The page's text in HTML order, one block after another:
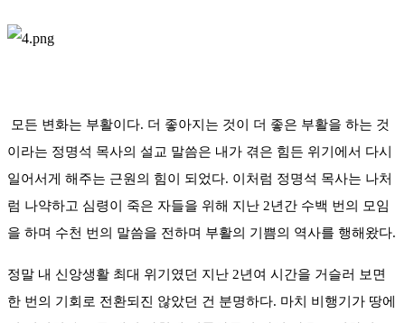
모든 변화는 부활이다. 더 좋아지는 것이 더 좋은 부활을 하는 것
이라는 정명석 목사의 설교 말씀은 내가 겪은 힘든 위기에서 다시
일어서게 해주는 근원의 힘이 되었다. 이처럼 정명석 목사는 나처
럼 나약하고 심령이 죽은 자들을 위해 지난 2년간 수백 번의 모임
을 하며 수천 번의 말씀을 전하며 부활의 기쁨의 역사를 행해왔다.
정말 내 신앙생활 최대 위기였던 지난 2년여 시간을 거슬러 보면
한 번의 기회로 전환되진 않았던 건 분명하다. 마치 비행기가 땅에